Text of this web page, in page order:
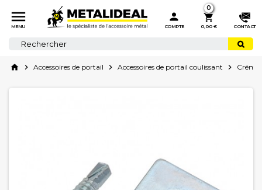

MENU

COMPTE

0,00 €
0
CONTACT
home  Accessoires de portail  Accessoires de portail coulissant 